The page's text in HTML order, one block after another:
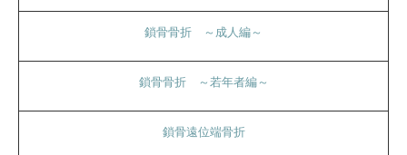
鎖骨骨折 ～成人編～
鎖骨骨折 ～若年者編～
鎖骨遠位端骨折